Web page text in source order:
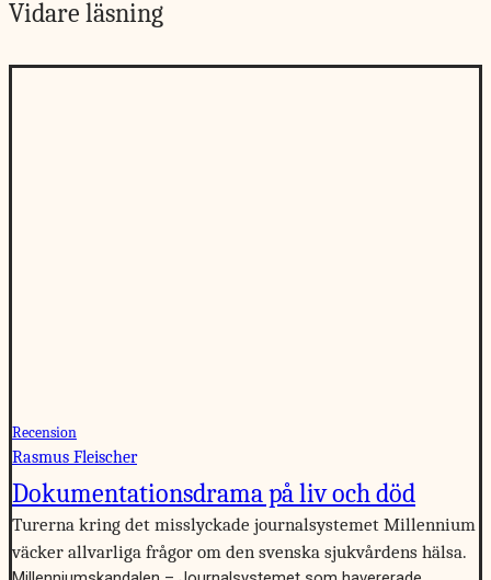
Vidare läsning
Recension
Rasmus Fleischer
Dokumentationsdrama på liv och död
Turerna kring det misslyckade journalsystemet Millennium
väcker allvarliga frågor om den svenska sjukvårdens hälsa.